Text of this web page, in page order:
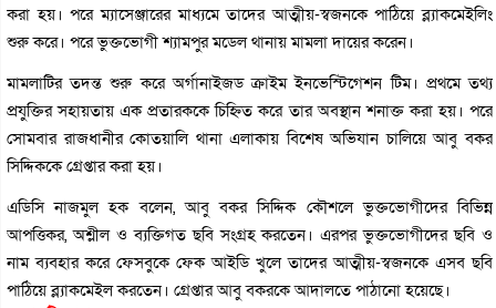
করা হয়। পরে ম্যাসেঞ্জারের মাধ্যমে তাদের আত্মীয়-স্বজনকে পাঠিয়ে ব্ল্যাকমেইলিং
শুরু করে। পরে ভুক্তভোগী শ্যামপুর মডেল থানায় মামলা দায়ের করেন।
মামলাটির তদন্ত শুরু করে অর্গানাইজড ক্রাইম ইনভেস্টিগেশন টিম। প্রথমে তথ্য
প্রযুক্তির সহায়তায় এক প্রতারককে চিহ্নিত করে তার অবস্থান শনাক্ত করা হয়। পরে
সোমবার রাজধানীর কোতয়ালি থানা এলাকায় বিশেষ অভিযান চালিয়ে আবু বকর
সিদ্দিককে গ্রেপ্তার করা হয়।
এডিসি নাজমুল হক বলেন, আবু বকর সিদ্দিক কৌশলে ভুক্তভোগীদের বিভিন্ন
আপত্তিকর, অশ্লীল ও ব্যক্তিগত ছবি সংগ্রহ করতেন। এরপর ভুক্তভোগীদের ছবি ও
নাম ব্যবহার করে ফেসবুকে ফেক আইডি খুলে তাদের আত্মীয়-স্বজনকে এসব ছবি
পাঠিয়ে ব্ল্যাকমেইল করতেন। গ্রেপ্তার আবু বকরকে আদালতে পাঠানো হয়েছে।